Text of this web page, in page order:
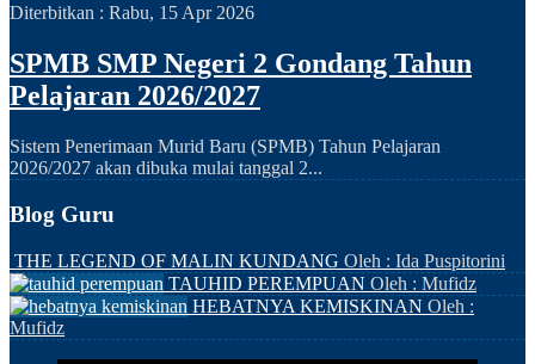
Diterbitkan : Rabu, 15 Apr 2026
SPMB SMP Negeri 2 Gondang Tahun
Pelajaran 2026/2027
Sistem Penerimaan Murid Baru (SPMB) Tahun Pelajaran
2026/2027 akan dibuka mulai tanggal 2...
Blog Guru
THE LEGEND OF MALIN KUNDANG Oleh : Ida Puspitorini
TAUHID PEREMPUAN Oleh : Mufidz
HEBATNYA KEMISKINAN Oleh :
Mufidz